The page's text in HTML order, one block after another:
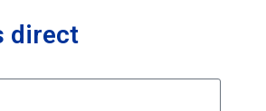
direct